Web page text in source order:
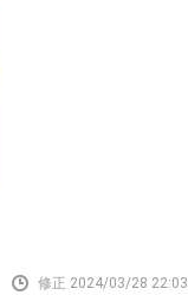
修正 2024/03/28 22:03